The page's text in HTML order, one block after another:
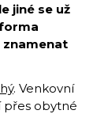
jiné se už
znamenat
. Venkovní
přes obytné